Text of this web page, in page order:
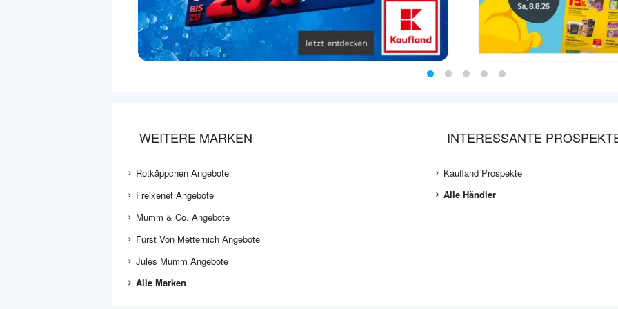
WEITERE MARKEN
Rotkäppchen Angebote
Freixenet Angebote
Mumm & Co. Angebote
Fürst Von Metternich Angebote
Jules Mumm Angebote
Alle Marken
INTERESSANTE
Kaufland Prospekte
Alle Händler